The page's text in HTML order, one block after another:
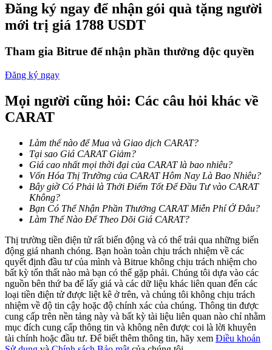
Earn
Làm cho tài sản của bạn tăng giá trị đều đặn
Đăng ký ngay để nhận gói quà tặng người
mới trị giá 1788 USDT
Tham gia Bitrue để nhận phần thưởng độc quyền
Đăng ký ngay
Mọi người cũng hỏi: Các câu hỏi khác về
CARAT
Làm thế nào để Mua và Giao dịch CARAT?
Tại sao Giá CARAT Giảm?
Giá cao nhất mọi thời đại của CARAT là bao nhiêu?
Vốn Hóa Thị Trường của CARAT Hôm Nay Là Bao Nhiêu?
Bây giờ Có Phải là Thởi Điểm Tốt Để Đầu Tư vào CARAT
Không?
Bạn Có Thể Nhận Phần Thưởng CARAT Miễn Phí Ở Đâu?
Làm Thế Nào Để Theo Dõi Giá CARAT?
Thị trường tiền điện tử rất biến động và có thể trải qua những biến
động giá nhanh chóng. Bạn hoàn toàn chịu trách nhiệm về các
quyết định đầu tư của mình và Bitrue không chịu trách nhiệm cho
bất kỳ tổn thất nào mà bạn có thể gặp phải. Chúng tôi dựa vào các
nguồn bên thứ ba để lấy giá và các dữ liệu khác liên quan đến các
loại tiền điện tử được liệt kê ở trên, và chúng tôi không chịu trách
nhiệm về độ tin cậy hoặc độ chính xác của chúng. Thông tin được
cung cấp trên nền tảng này và bất kỳ tài liệu liên quan nào chỉ nhằm
mục đích cung cấp thông tin và không nên được coi là lời khuyên
tài chính hoặc đầu tư. Để biết thêm thông tin, hãy xem Điều khoản